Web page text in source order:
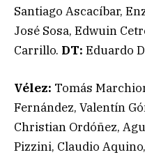
Santiago Ascacíbar,
José Sosa, Edwuin
Carrillo. DT: Eduardo
Vélez: Tomás
Fernández, Valentín
Christian Ordóñez,
Pizzini, Claudio